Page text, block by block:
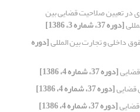
در تعیین صلاحیت قضایی بین
[دوره 37، شماره 3، 1386]
داخلی و تجارت بین المللی[دوره
[دوره 37، شماره 4، 1386]
قضایی[دوره 37، شماره 4، 1386]
[دوره 37، شماره 4، 1386]